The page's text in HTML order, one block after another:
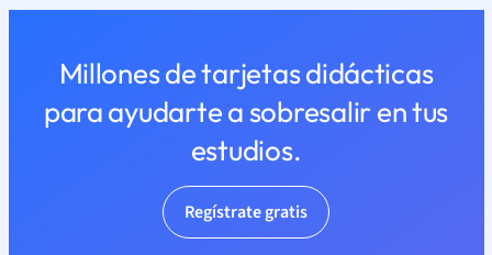
Millones de tarjetas didácticas
para ayudarte a sobresalir en tus
estudios.
Regístrate gratis